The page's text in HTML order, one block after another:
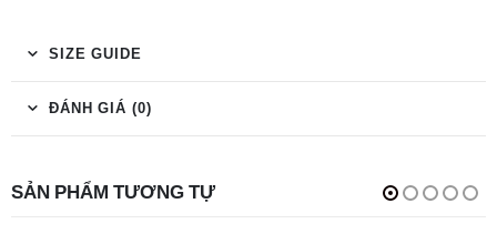
SIZE GUIDE
ĐÁNH GIÁ (0)
SẢN PHẨM TƯƠNG TỰ